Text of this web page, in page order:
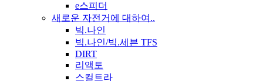
e스피더
새로운 자전거에 대하여..
빅.나인
빅.나인/빅.세븐 TFS
DIRT
리액토
스컬트라